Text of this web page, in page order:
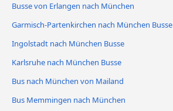
Busse von Erlangen nach München
Garmisch-Partenkirchen nach München Busse
Ingolstadt nach München Busse
Karlsruhe nach München Busse
Bus nach München von Mailand
Bus Memmingen nach München